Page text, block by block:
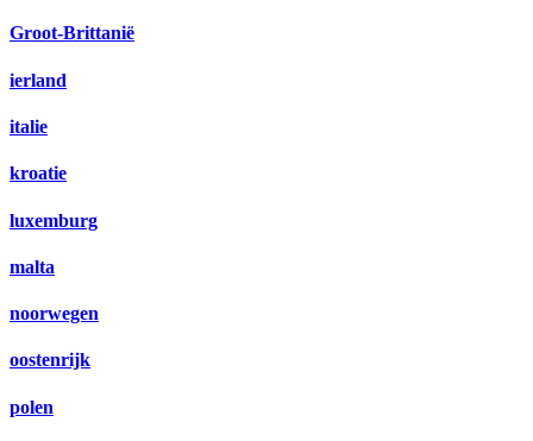
Groot-Brittanië
ierland
italie
kroatie
luxemburg
malta
noorwegen
oostenrijk
polen